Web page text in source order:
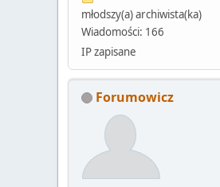
młodszy(a) archiwista(ka)
Wiadomości: 166
IP zapisane
Forumowicz